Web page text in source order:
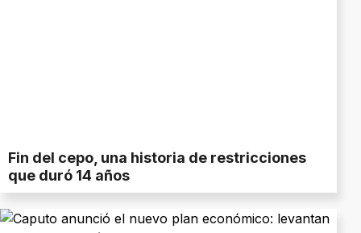
Fin del cepo, una historia de restricciones
que duró 14 años